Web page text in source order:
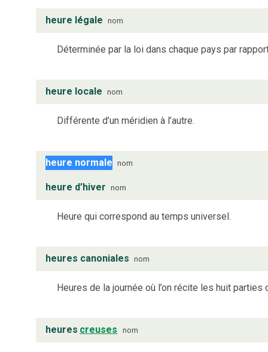
heure légale nom
Déterminée par la loi dans chaque pays par
heure locale nom
Différente d’un méridien à l’autre.
heure normale nom
heure d’hiver nom
Heure qui correspond au temps universel.
heures canoniales nom
Heures de la journée où l’on récite les huit parties
heures creuses nom